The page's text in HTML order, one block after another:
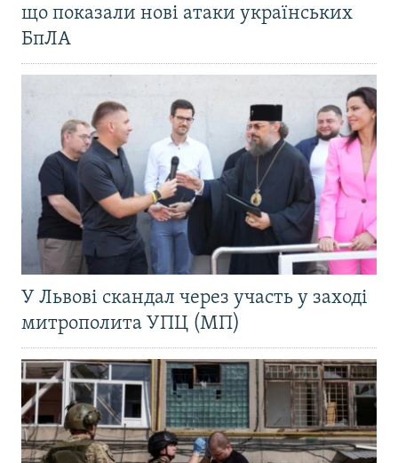
що показали нові атаки українських
БпЛА
У Львові скандал через участь у заході
митрополита УПЦ (МП)